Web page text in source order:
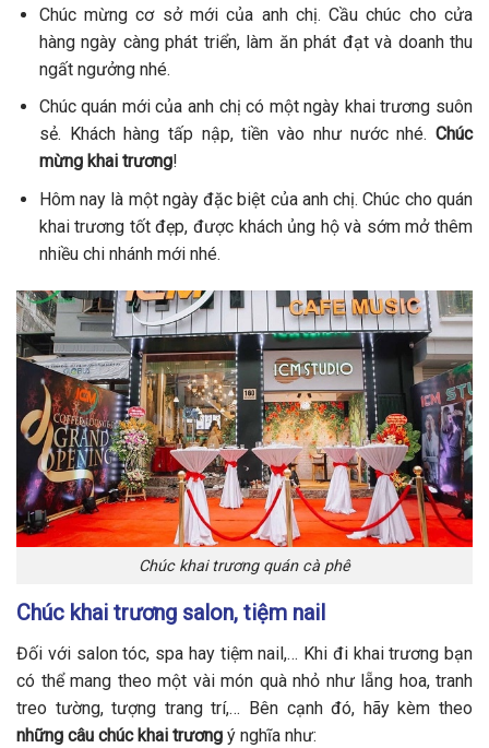
Chúc mừng cơ sở mới của anh chị. Cầu chúc cho cửa
hàng ngày càng phát triển, làm ăn phát đạt và doanh thu
ngất ngưởng nhé.
Chúc quán mới của anh chị có một ngày khai trương suôn
sẻ. Khách hàng tấp nập, tiền vào như nước nhé. Chúc
mừng khai trương!
Hôm nay là một ngày đặc biệt của anh chị. Chúc cho quán
khai trương tốt đẹp, được khách ủng hộ và sớm mở thêm
nhiều chi nhánh mới nhé.
Chúc khai trương quán cà phê
Chúc khai trương salon, tiệm nail
Đối với salon tóc, spa hay tiệm nail,… Khi đi khai trương bạn
có thể mang theo một vài món quà nhỏ như lẵng hoa, tranh
treo tường, tượng trang trí,… Bên cạnh đó, hãy kèm theo
những câu chúc khai trương ý nghĩa như: